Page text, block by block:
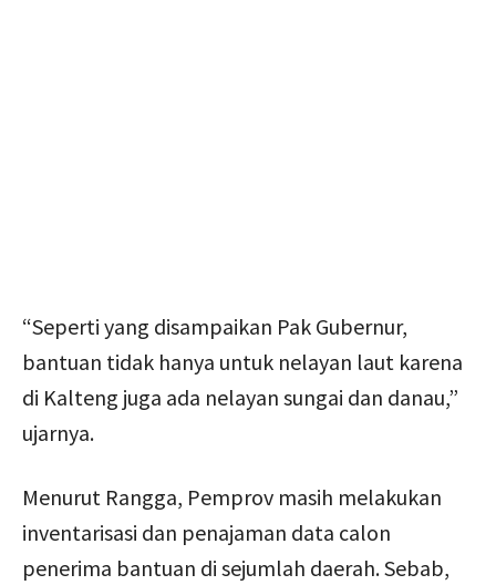
“Seperti yang disampaikan Pak Gubernur,
bantuan tidak hanya untuk nelayan laut karena
di Kalteng juga ada nelayan sungai dan danau,”
ujarnya.
Menurut Rangga, Pemprov masih melakukan
inventarisasi dan penajaman data calon
penerima bantuan di sejumlah daerah. Sebab,